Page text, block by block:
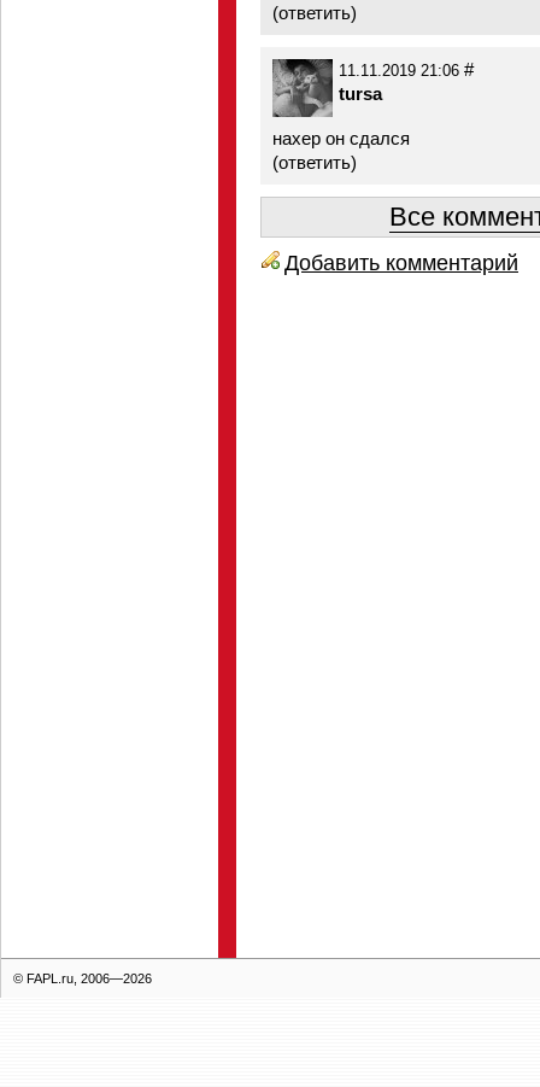
(ответить)
11.11.2019 21:06 #
tursa
нахер он сдался
(ответить)
Все
Добавить комментарий
© FAPL.ru, 2006—2026